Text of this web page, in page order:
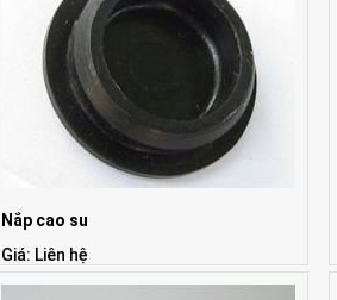
Nắp cao su
Giá: Liên hệ